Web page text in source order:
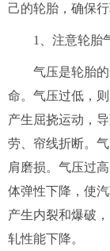
己的轮胎，确保行
1、注意轮胎
气压是轮胎
命。气压过低，
产生屈挠运动，
劳、帘线折断。
肩磨损。气压过
体弹性下降，使
产生内裂和爆破
轧性能下降。